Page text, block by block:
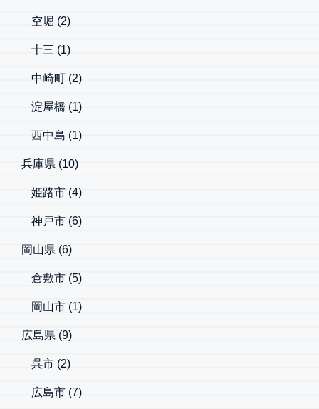
空堀 (2)
十三 (1)
中崎町 (2)
淀屋橋 (1)
西中島 (1)
兵庫県 (10)
姫路市 (4)
神戸市 (6)
岡山県 (6)
倉敷市 (5)
岡山市 (1)
広島県 (9)
呉市 (2)
広島市 (7)